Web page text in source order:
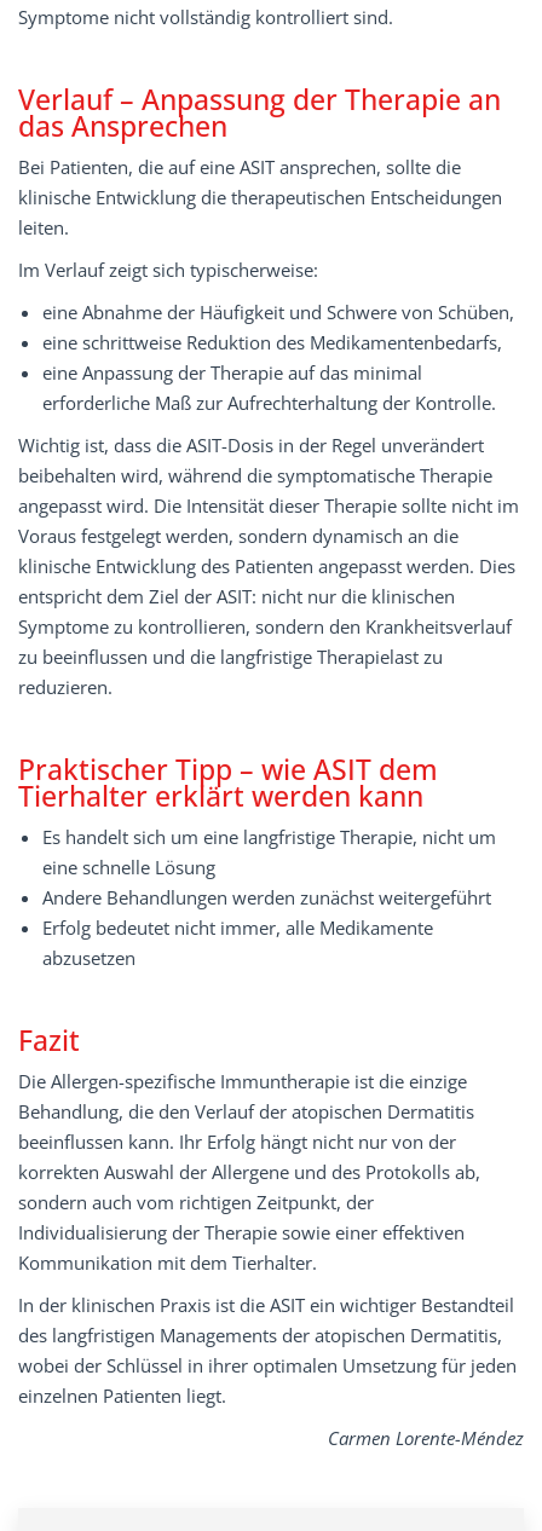
Symptome nicht vollständig kontrolliert sind.
Verlauf – Anpassung der Therapie an
das Ansprechen
Bei Patienten, die auf eine ASIT ansprechen, sollte die
klinische Entwicklung die therapeutischen Entscheidungen
leiten.
Im Verlauf zeigt sich typischerweise:
eine Abnahme der Häufigkeit und Schwere von Schüben,
eine schrittweise Reduktion des Medikamentenbedarfs,
eine Anpassung der Therapie auf das minimal
erforderliche Maß zur Aufrechterhaltung der Kontrolle.
Wichtig ist, dass die ASIT-Dosis in der Regel unverändert
beibehalten wird, während die symptomatische Therapie
angepasst wird. Die Intensität dieser Therapie sollte nicht im
Voraus festgelegt werden, sondern dynamisch an die
klinische Entwicklung des Patienten angepasst werden. Dies
entspricht dem Ziel der ASIT: nicht nur die klinischen
Symptome zu kontrollieren, sondern den Krankheitsverlauf
zu beeinflussen und die langfristige Therapielast zu
reduzieren.
Praktischer Tipp – wie ASIT dem
Tierhalter erklärt werden kann
Es handelt sich um eine langfristige Therapie, nicht um
eine schnelle Lösung
Andere Behandlungen werden zunächst weitergeführt
Erfolg bedeutet nicht immer, alle Medikamente
abzusetzen
Fazit
Die Allergen-spezifische Immuntherapie ist die einzige
Behandlung, die den Verlauf der atopischen Dermatitis
beeinflussen kann. Ihr Erfolg hängt nicht nur von der
korrekten Auswahl der Allergene und des Protokolls ab,
sondern auch vom richtigen Zeitpunkt, der
Individualisierung der Therapie sowie einer effektiven
Kommunikation mit dem Tierhalter.
In der klinischen Praxis ist die ASIT ein wichtiger Bestandteil
des langfristigen Managements der atopischen Dermatitis,
wobei der Schlüssel in ihrer optimalen Umsetzung für jeden
einzelnen Patienten liegt.
Carmen Lorente-Méndez